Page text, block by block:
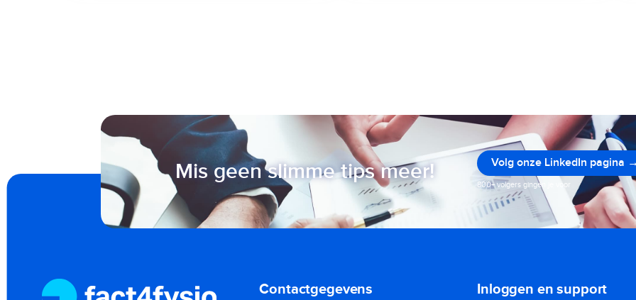
Mis geen slimme tips meer! Volg onze LinkedIn pagina
800+ volgers gingen je voor
Contactgegevens Inloggen en support